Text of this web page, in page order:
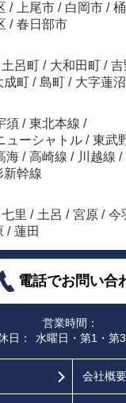
/ 上尾市 / 白岡市 /
/ 春日部市
土呂町 / 大和田町 / 吉
成町 / 島町 / 大字蓮沼
須 / 東北本線 /
ューシャトル / 東武
海 / 高崎線 / 川越線 /
新幹線
七里 / 土呂 / 宮原 / 今
/ 蓮田
電話でお問い合
営業時間：
日：
水曜日・第1・第
会社概要